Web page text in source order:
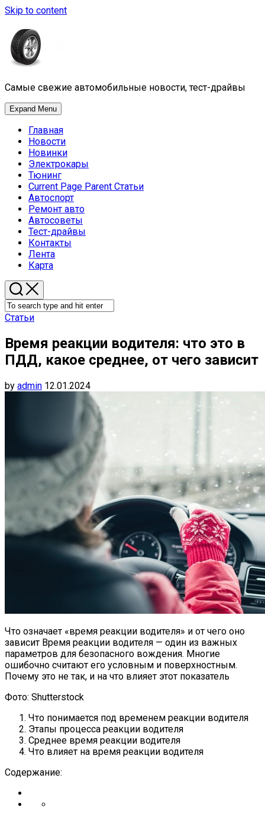
Skip to content
Самые свежие автомобильные новости, тест-драйвы
Expand Menu
Главная
Новости
Новинки
Электрокары
Тюнинг
Current Page Parent Статьи
Автоспорт
Ремонт авто
Автосоветы
Тест-драйвы
Контакты
Лента
Карта
Статьи
Время реакции водителя: что это в
ПДД, какое среднее, от чего зависит
by admin 12.01.2024
Что означает «время реакции водителя» и от чего оно
зависит Время реакции водителя — один из важных
параметров для безопасного вождения. Многие
ошибочно считают его условным и поверхностным.
Почему это не так, и на что влияет этот показатель
Фото: Shutterstock
Что понимается под временем реакции водителя
Этапы процесса реакции водителя
Среднее время реакции водителя
Что влияет на время реакции водителя
Содержание: